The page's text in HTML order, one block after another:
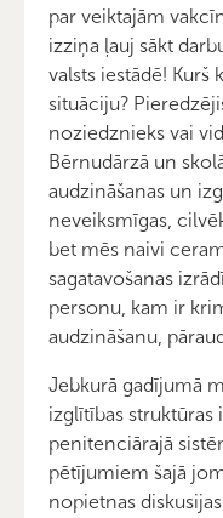
par veiktajām
izziņa ļauj sākt
valsts iestādē! Kurš
situāciju?
noziedznieks vai
Bērnudārzā un
audzināšanas un
neveiksmīgas,
bet mēs naivi
sagatavošanas
personu, kam ir
audzināšanu,
Jebkurā gadījumā
izglītības struktūras
penitenciārajā
pētījumiem šajā
nopietnas